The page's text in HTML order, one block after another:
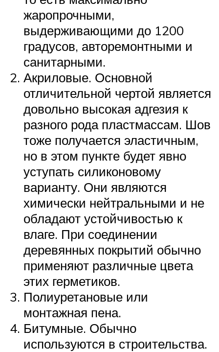
жаропрочными,
выдерживающими до 1200
градусов, авторемонтными и
санитарными.
Акриловые. Основной
отличительной чертой является
довольно высокая адгезия к
разного рода пластмассам. Шов
тоже получается эластичным,
но в этом пункте будет явно
уступать силиконовому
варианту. Они являются
химически нейтральными и не
обладают устойчивостью к
влаге. При соединении
деревянных покрытий обычно
применяют различные цвета
этих герметиков.
Полиуретановые или
монтажная пена.
Битумные. Обычно
используются в строительства.